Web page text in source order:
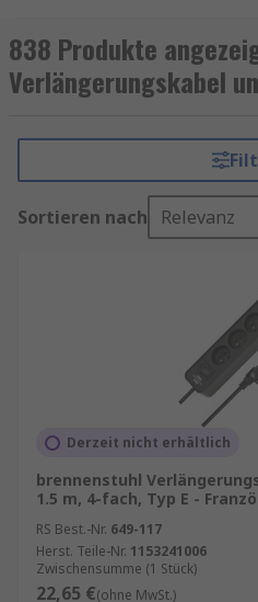
Marken wiebrennenstuhl,
Schneider Electric,Kopp,
unserer hauseigenen
Wir führen Produkte
mit Leitung oder ohne
schaltbar oder nicht-
verschiedene
, etc.
sowie nachhaltige
Better-
Informationen zur
eine garantierte Lieferung
sowie zum
kostenfreie Lieferung finden
jeweiligen Produktseite. RS
Ansprechpartner für das
838 Produkte
Verlängerungskabel
Sortieren nach Relevanz
Derzeit nicht erhältlich
brennenstuhl
1.5 m, 4-fach, Typ E -
RS Best.-Nr. 649-117
Herst. Teile-Nr. 1153241006
Zwischensumme (1 Stück)
22,65 €(ohne MwSt.)